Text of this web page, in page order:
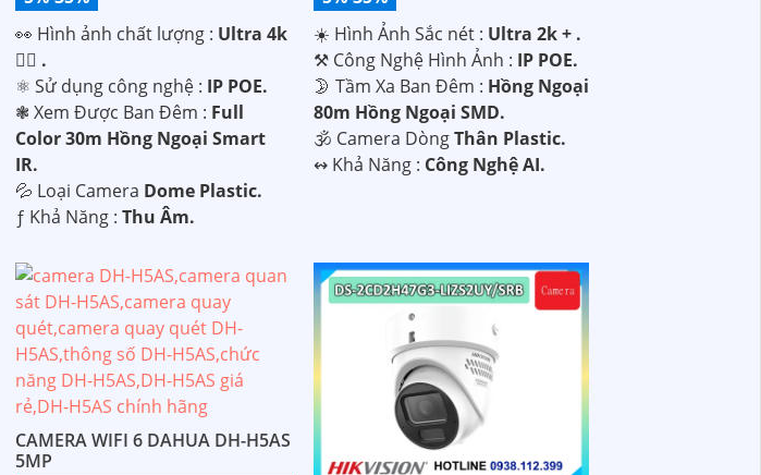
️👀 Hình ảnh chất lượng : Ultra 4k
👍🏾 .
⚛️ Sử dụng công nghệ : IP POE.
❃ Xem Được Ban Đêm : Full
Color 30m Hồng Ngoại Smart
IR.
💦 Loại Camera Dome Plastic.
️ƒ Khả Năng :Thu Âm.
☀️ Hình Ảnh Sắc nét : Ultra 2k + .
⚒ Công Nghệ Hình Ảnh : IP POE.
🌛 Tầm Xa Ban Đêm : Hồng Ngoại
80m Hồng Ngoại SMD.
🕉️ Camera DòngThân Plastic.
️↭ Khả Năng : Công Nghệ AI.
CAMERA WIFI 6 DAHUA DH-H5AS
5MP